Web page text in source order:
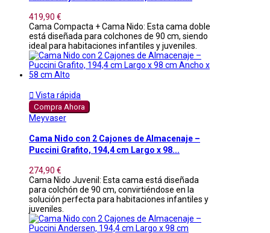
419,90 €
Cama Compacta + Cama Nido: Esta cama doble
está diseñada para colchones de 90 cm, siendo
ideal para habitaciones infantiles y juveniles.
 Vista rápida
Compra Ahora
Meyvaser
Cama Nido con 2 Cajones de Almacenaje –
Puccini Grafito, 194,4 cm Largo x 98...
274,90 €
Cama Nido Juvenil: Esta cama está diseñada
para colchón de 90 cm, convirtiéndose en la
solución perfecta para habitaciones infantiles y
juveniles.